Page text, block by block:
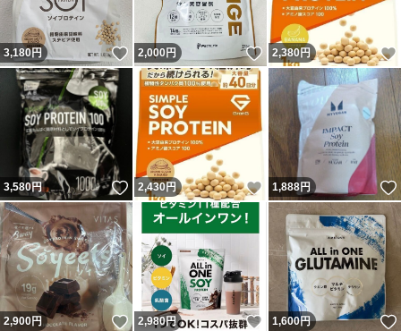
3,180円 いいね！
2,000円 いいね！
2,380円
3,580円 いいね！
2,430円 いいね！
1,888円
2,900円 いいね！
2,980円 いいね！
1,600円